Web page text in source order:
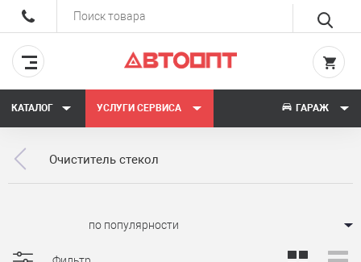
КАТАЛОГ УСЛУГИ СЕРВИСА ГАРАЖ
Очиститель стекол